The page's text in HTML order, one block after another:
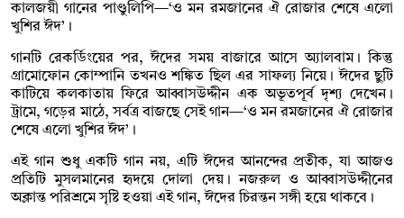
কালজয়ী গানের পাণ্ডুলিপি—‘ও মন রমজানের ঐ রোজার শেষে এলো
খুশির ঈদ’।
গানটি রেকর্ডিংয়ের পর, ঈদের সময় বাজারে আসে অ্যালবাম। কিন্তু
গ্রামোফোন কোম্পানি তখনও শঙ্কিত ছিল এর সাফল্য নিয়ে। ঈদের ছুটি
কাটিয়ে কলকাতায় ফিরে আব্বাসউদ্দীন এক অভূতপূর্ব দৃশ্য দেখেন।
ট্রামে, গড়ের মাঠে, সর্বত্র বাজছে সেই গান—‘ও মন রমজানের ঐ রোজার
শেষে এলো খুশির ঈদ’।
এই গান শুধু একটি গান নয়, এটি ঈদের আনন্দের প্রতীক, যা আজও
প্রতিটি মুসলমানের হৃদয়ে দোলা দেয়। নজরুল ও আব্বাসউদ্দীনের
অক্লান্ত পরিশ্রমে সৃষ্টি হওয়া এই গান, ঈদের চিরন্তন সঙ্গী হয়ে থাকবে।